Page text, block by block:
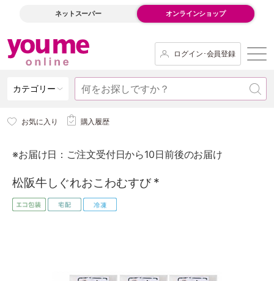
ネットスーパー オンラインショップ
ログイン･会員登録
カテゴリー
お気に入り 購入履歴
※お届け日：ご注文受付日から10日前後のお届け
松阪牛しぐれおこわむすび *